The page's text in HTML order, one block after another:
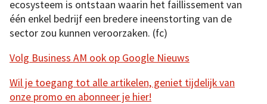
ecosysteem is ontstaan waarin het faillissement van
één enkel bedrijf een bredere ineenstorting van de
sector zou kunnen veroorzaken. (fc)
Volg Business AM ook op Google Nieuws
Wil je toegang tot alle artikelen, geniet tijdelijk van
onze promo en abonneer je hier!